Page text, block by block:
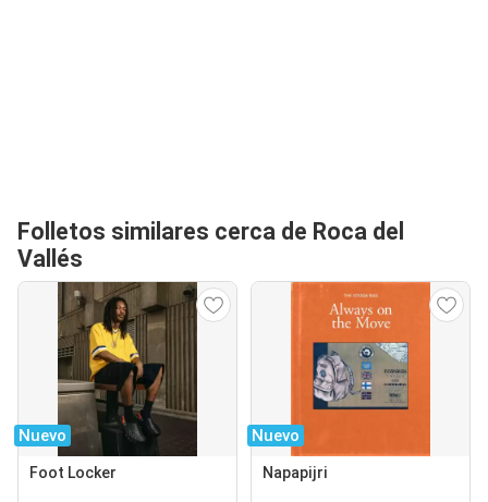
Folletos similares cerca de Roca del
Vallés
Nuevo
Foot Locker
Nuevo
Napapijri